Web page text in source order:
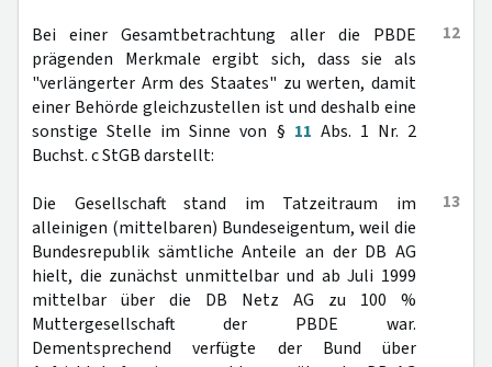
12
Bei einer Gesamtbetrachtung aller die PBDE
prägenden Merkmale ergibt sich, dass sie als
"verlängerter Arm des Staates" zu werten, damit
einer Behörde gleichzustellen ist und deshalb eine
sonstige Stelle im Sinne von § 11 Abs. 1 Nr. 2
Buchst. c StGB darstellt:
13
Die Gesellschaft stand im Tatzeitraum im
alleinigen (mittelbaren) Bundeseigentum, weil die
Bundesrepublik sämtliche Anteile an der DB AG
hielt, die zunächst unmittelbar und ab Juli 1999
mittelbar über die DB Netz AG zu 100 %
Muttergesellschaft der PBDE war.
Dementsprechend verfügte der Bund über